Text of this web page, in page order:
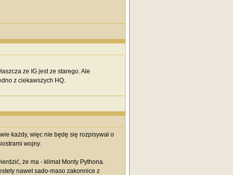
ze IG jest ze starego. Ale
z ciekawszych HQ.
każdy, więc nie będę się rozpisywał o
wojny.
że ma - klimat Monty Pythona.
nawet sado-maso zakonnice z